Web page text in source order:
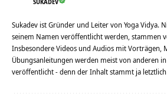
Sukadev ist Gründer und Leiter von Yoga Vidya.
seinem Namen veröffentlicht werden, stammen
Insbesondere Videos und Audios mit Vorträgen,
Übungsanleitungen werden meist von anderen
veröffentlicht - denn der Inhalt stammt ja